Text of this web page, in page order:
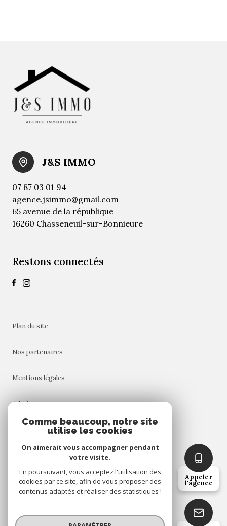
Appeler
l'agence
J&S IMMO
07 87 03 01 94
agence.jsimmo@gmail.com
65 avenue de la république
16260 Chasseneuil-sur-Bonnieure
Restons connectés
plan du site
nos partenaires
mentions légales
admin
nos honoraires
cookies
© 2026 | Tous droits réservés
Comme beaucoup, notre site
utilise les cookies
On aimerait vous accompagner pendant
votre visite.
En poursuivant, vous acceptez l'utilisation des
cookies par ce site, afin de vous proposer des
contenus adaptés et réaliser des statistiques !